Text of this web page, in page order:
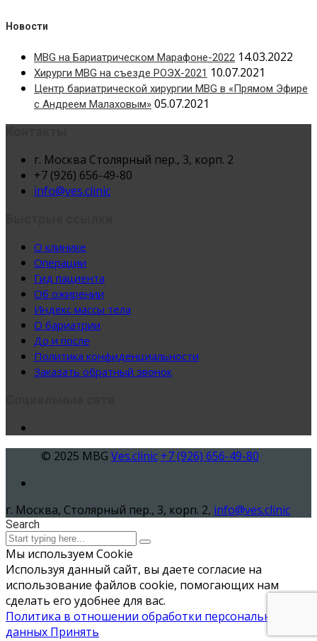
Новости
MBG на Бариатрическом Марафоне-2022 14.03.2022
Хирурги MBG на съезде РОЭХ-2021 10.07.2021
Центр бариатрической хирургии MBG в «Прямом Эфире
с Андреем Малаховым» 05.07.2021
г. Москва Столярный пер., 3, корп. 2
+7 (926) 656-49-80
info@ves.clinic
О клинике
Операции
Гид пациента
Об ожирении
Индекс массы тела
О бариатрии
До и после
Политика конфиденциальности
Заказать обратный звонок
© 2025 MBG Ves.clinic +7 (926) 656-49-80
г. Москва, Столярный пер., 3, корп. 2, info@ves.clinic
Search
Мы используем Cookie
Используя данный сайт, вы даете согласие на
использование файлов cookie, помогающих нам
сделать его удобнее для вас.
Политика в отношении обработки персональных
данных Принять